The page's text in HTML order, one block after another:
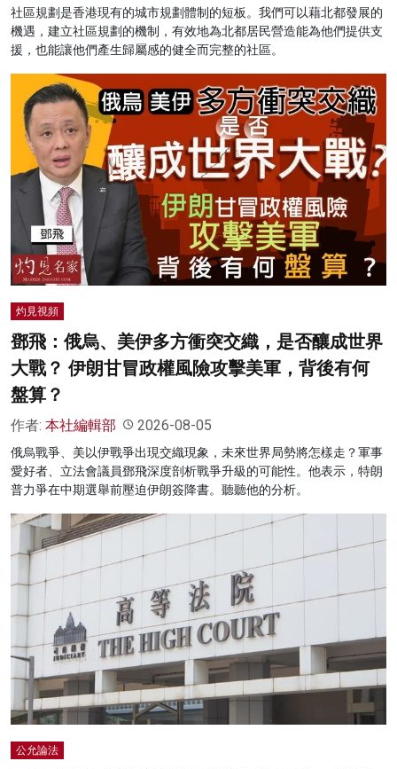
社區規劃是香港現有的城市規劃體制的短板。我們可以藉北都發展的
機遇，建立社區規劃的機制，有效地為北都居民營造能為他們提供支
援，也能讓他們產生歸屬感的健全而完整的社區。
灼見視頻
鄧飛：俄烏、美伊多方衝突交織，是否釀成世界
大戰？ 伊朗甘冒政權風險攻擊美軍，背後有何
盤算？
作者: 本社編輯部 2026-08-05
俄烏戰爭、美以伊戰爭出現交織現象，未來世界局勢將怎樣走？軍事
愛好者、立法會議員鄧飛深度剖析戰爭升級的可能性。他表示，特朗
普力爭在中期選舉前壓迫伊朗簽降書。聽聽他的分析。
公允論法